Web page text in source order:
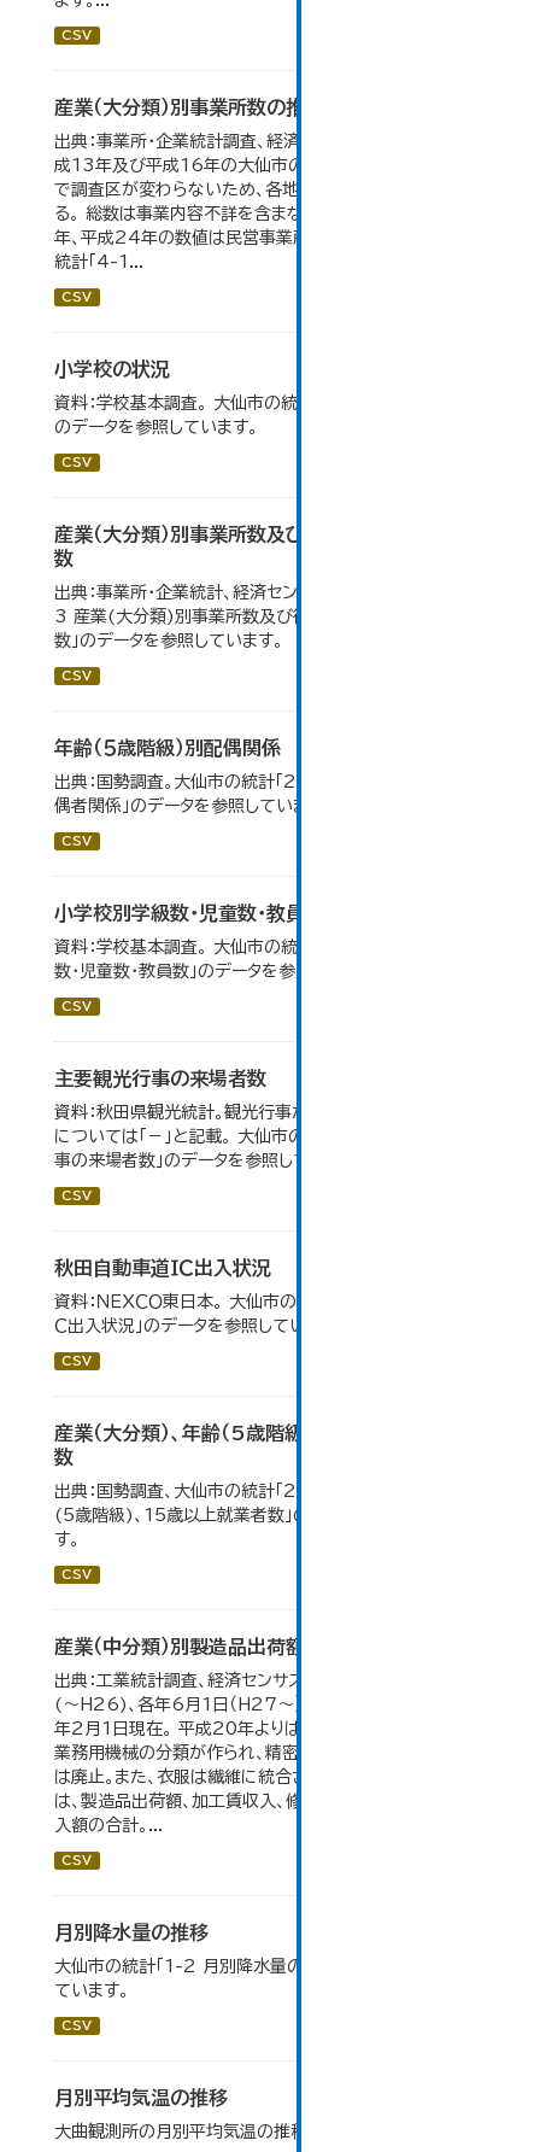
CSV
産業（大分類）別事業所数の推移
出典：事業所・企業統計調査、経済センサス。 平成11年、平
成13年及び平成16年の大仙市の数値は、合併前、合併後
で調査区が変わらないため、各地域の数値を合算してい
る。 総数は事業内容不詳を含まない。平成11年、平成16
年、平成24年の数値は民営事業所のみの数値。 大仙市の
統計「4-1...
CSV
小学校の状況
資料：学校基本調査。 大仙市の統計「14-3 小学校の状況」
のデータを参照しています。
CSV
産業（大分類）別事業所数及び従業の地位別従業者
数
出典：事業所・企業統計、経済センサス。 大仙市の統計「4-
3 産業(大分類)別事業所数及び従業上の地位別従業者
数」のデータを参照しています。
CSV
年齢（５歳階級）別配偶関係
出典：国勢調査。大仙市の統計「2-12 年齢（5歳階級）別配
偶者関係」のデータを参照しています。
CSV
小学校別学級数・児童数・教員数
資料：学校基本調査。 大仙市の統計「14-4 小学校別学級
数・児童数・教員数」のデータを参照しています。
CSV
主要観光行事の来場者数
資料：秋田県観光統計。観光行事が開催されなかったもの
については「－」と記載。 大仙市の統計「15-1 主要観光行
事の来場者数」のデータを参照しています。
CSV
秋田自動車道ＩＣ出入状況
資料：ＮＥＸＣＯ東日本。 大仙市の統計「8-1 秋田自動車道Ｉ
Ｃ出入状況」のデータを参照しています。
CSV
産業（大分類）、年齢（5歳階級）、15歳以上就業者
数
出典：国勢調査、大仙市の統計「2-7 産業(大分類)、年齢
(5歳階級)、15歳以上就業者数」のデータを参照していま
す。
CSV
産業（中分類）別製造品出荷額等の推移
出典：工業統計調査、経済センサス。 各年12月31日現在
(～H26)、各年6月1日（H27～）・平成23年のみ平成24
年2月1日現在。 平成20年よりはん用機械、生産用機械、
業務用機械の分類が作られ、精密機械、一般用機械の分類
は廃止。また、衣服は繊維に統合された。 製造品出荷額等
は、製造品出荷額、加工賃収入、修理料収入額、その他の収
入額の合計。...
CSV
月別降水量の推移
大仙市の統計「1-2 月別降水量の推移」のデータを参照し
ています。
CSV
月別平均気温の推移
大曲観測所の月別平均気温の推移一覧です。